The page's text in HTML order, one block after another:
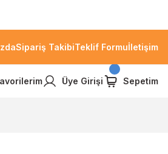
Sipariş TakibiTeklif Formuİletişim
Üye Girişi Sepetim